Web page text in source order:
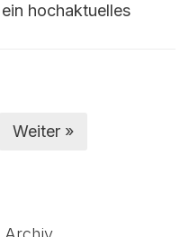
hochaktuelles
Weiter »